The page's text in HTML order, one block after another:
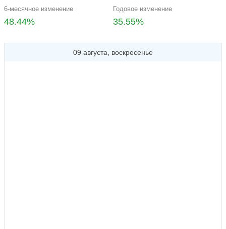
6-месячное изменение
48.44%
Годовое изменение
35.55%
09 августа, воскресенье